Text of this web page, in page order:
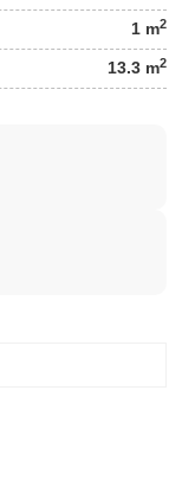
1 m2
13.3 m2